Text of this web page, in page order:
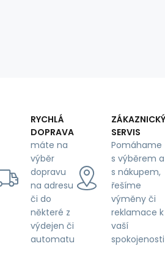
RYCHLÁ
DOPRAVA
máte na
výběr
dopravu
na adresu
či do
některé z
výdejen či
automatu
ZÁKAZNICKÝ
SERVIS
Pomáhame
s výběrem a
s nákupem,
řešíme
výměny či
reklamace k
vaší
spokojenosti